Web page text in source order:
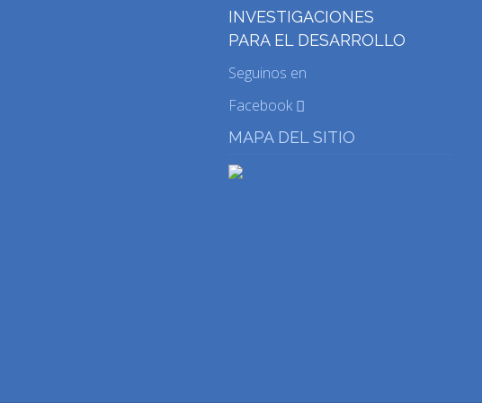
INVESTIGACIONES
PARA EL DESARROLLO
Seguinos en
Facebook
MAPA DEL SITIO